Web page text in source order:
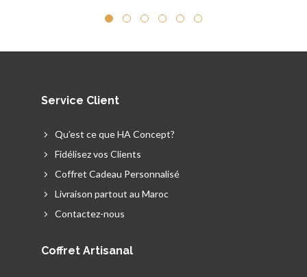
Service Client
Qu’est ce que HA Concept?
Fidélisez vos Clients
Coffret Cadeau Personnalisé
Livraison partout au Maroc
Contactez-nous
Coffret Artisanal